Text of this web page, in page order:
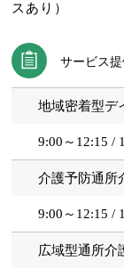
スあり）
サービス
地域密着型デ
9:00～12:15 /
介護予防通所
9:00～12:15 /
広域型通所介